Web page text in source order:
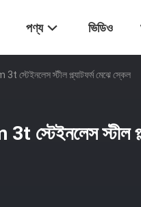
পণ্য ভিডিও
স্টেইনলেস স্টীল প্ল্যাটফর্ম মেঝে স্কেল
স্টেইনলেস স্টীল